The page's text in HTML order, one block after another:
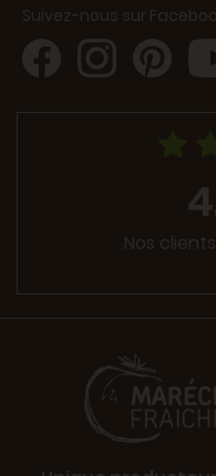
Suivez-nous sur
Nos